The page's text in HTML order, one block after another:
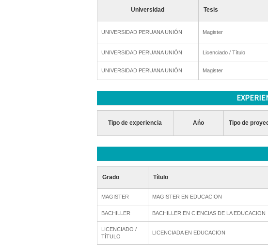
Universidad Tesis
UNIVERSIDAD PERUANA UNIÓN Magister
UNIVERSIDAD PERUANA UNIÓN Licenciado / Título
UNIVERSIDAD PERUANA UNIÓN Magister
Tipo de experiencia Ańo Tipo de
Grado Título
MAGISTER MAGISTER EN EDUCACION
BACHILLER BACHILLER EN CIENCIAS DE LA EDUCACION
LICENCIADO /
TÍTULO
LICENCIADA EN EDUCACION